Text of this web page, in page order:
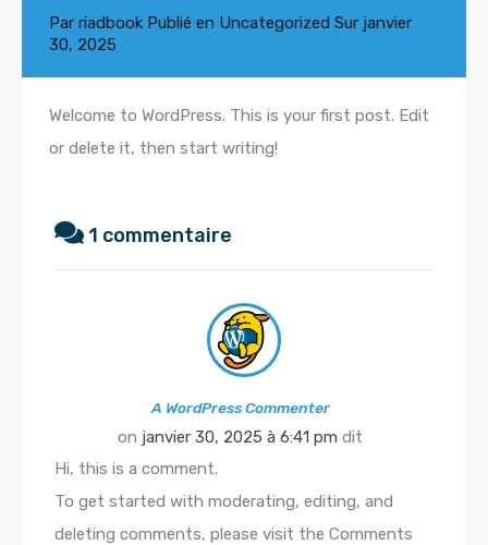
Par riadbook Publié en Uncategorized Sur janvier
30, 2025
Welcome to WordPress. This is your first post. Edit
or delete it, then start writing!
1 commentaire
A WordPress Commenter
on janvier 30, 2025 à 6:41 pm dit
Hi, this is a comment.
To get started with moderating, editing, and
deleting comments, please visit the Comments